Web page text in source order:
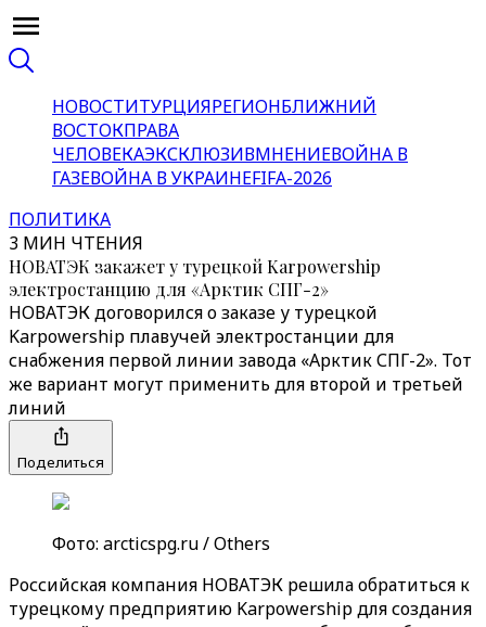
НОВОСТИТУРЦИЯРЕГИОНБЛИЖНИЙ
ВОСТОКПРАВА
ЧЕЛОВЕКАЭКСКЛЮЗИВМНЕНИЕВОЙНА В
ГАЗЕВОЙНА В УКРАИНЕFIFA-2026
ПОЛИТИКА
3 МИН ЧТЕНИЯ
НОВАТЭК закажет у турецкой Karpowership
электростанцию для «Арктик СПГ-2»
НОВАТЭК договорился о заказе у турецкой
Karpowership плавучей электростанции для
снабжения первой линии завода «Арктик СПГ-2». Тот
же вариант могут применить для второй и третьей
линий
Поделиться
Фото: arcticspg.ru / Others
Российская компания НОВАТЭК решила обратиться к
турецкому предприятию Karpowership для создания